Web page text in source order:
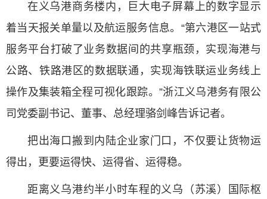
在义乌港商务楼内，巨大电子屏幕上的数字显示
着当天报关单量以及航运服务信息。“第六港区一站式
服务平台打破了业务数据间的共享瓶颈，实现海港与
公路、铁路港区的数据联通，实现海铁联运业务线上
操作及集装箱全程可视化跟踪。”浙江义乌港务有限公
司党委副书记、董事、总经理骆剑峰告诉记者。
把出海口搬到内陆企业家门口，不仅要让货物运
得出，更要运得快、运得省、运得稳。
距离义乌港约半小时车程的义乌（苏溪）国际枢